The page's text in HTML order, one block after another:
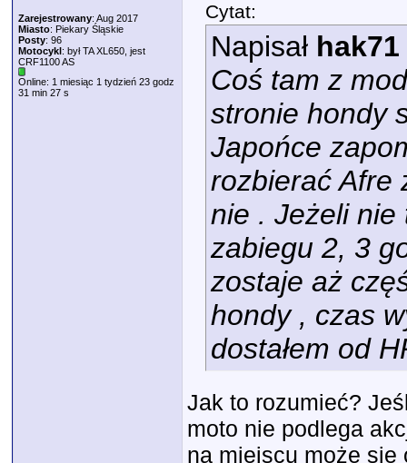
Zarejestrowany: Aug 2017
Miasto: Piekary Śląskie
Posty: 96
Motocykl: był TA XL650, jest
CRF1100 AS
Online: 1 miesiąc 1 tydzień 23 godz
31 min 27 s
Cytat:
Napisał hak71
Coś tam z
stronie hondy
Japońce
rozbierać Afre
nie . Jeżeli nie
zabiegu 2, 3
zostaje aż
hondy , czas
dostałem od
Jak to rozumieć?
moto nie podlega
na miejscu może się